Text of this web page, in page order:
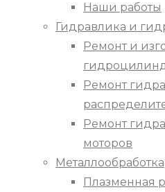
Наши работы
Гидравлика и
Ремонт и
Ремонт
Ремонт
моторов
Металлообработка
Плазменная